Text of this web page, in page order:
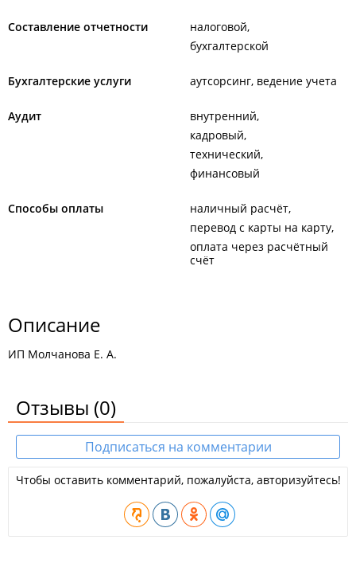
Составление отчетности
налоговой
бухгалтерской
Бухгалтерские услуги аутсорсинг, ведение учета
Аудит
внутренний
кадровый
технический
финансовый
Способы оплаты
наличный расчёт
перевод с карты на карту
оплата через расчётный
счёт
Описание
ИП Молчанова Е. А.
Отзывы (0)
Подписаться на комментарии
Чтобы оставить комментарий, пожалуйста, авторизуйтесь!